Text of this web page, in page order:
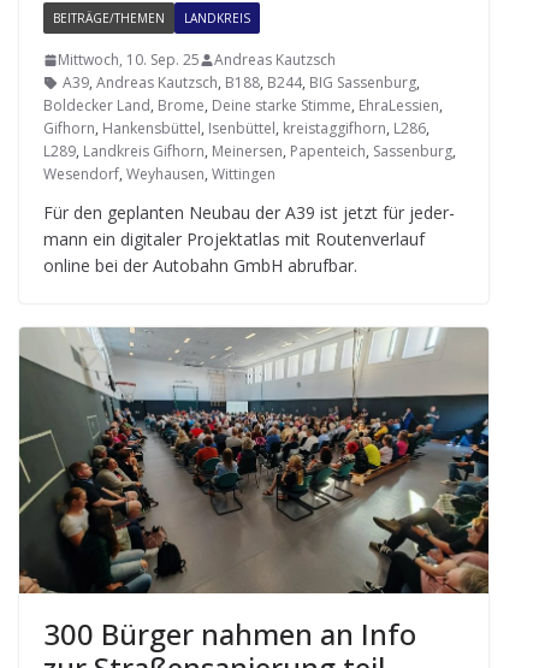
BEITRÄGE/THEMEN LANDKREIS
Mittwoch, 10. Sep. 25
Andreas Kautzsch
A39, Andreas Kautzsch, B188, B244, BIG Sassenburg,
Boldecker Land, Brome, Deine starke Stimme, EhraLessien,
Gifhorn, Hankensbüttel, Isenbüttel, kreistaggifhorn, L286,
L289, Landkreis Gifhorn, Meinersen, Papenteich, Sassenburg,
Wesendorf, Weyhausen, Wittingen
Für den geplan­ten Neu­bau der A39 ist jetzt für jeder­
mann ein digi­ta­ler Pro­jekt­at­las mit Rou­ten­ver­lauf
online bei der Auto­bahn GmbH abrufbar.
300 Bür­ger nah­men an Info